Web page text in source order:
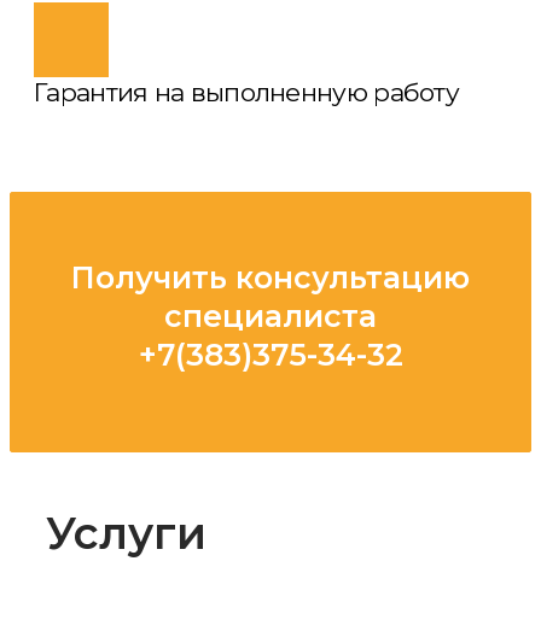
Гарантия на выполненную работу
Получить консультацию
специалиста
+7(383)375-34-32
Услуги